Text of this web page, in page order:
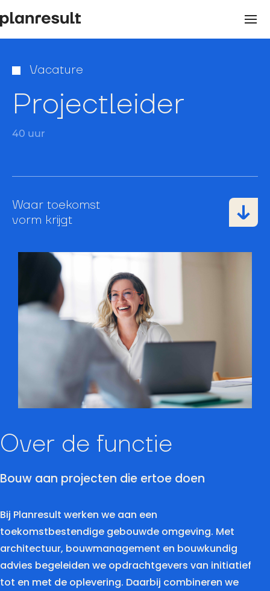
Vacature
Projectleider
40 uur
Waar toekomst
vorm krijgt
Over de functie
Bouw aan projecten die ertoe doen
Bij Planresult werken we aan een
toekomstbestendige gebouwde omgeving. Met
architectuur, bouwmanagement en bouwkundig
advies begeleiden we opdrachtgevers van initiatief
tot en met de oplevering. Daarbij combineren we